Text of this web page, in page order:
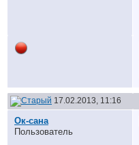
17.02.2013, 11:16
Ок-сана
Пользователь